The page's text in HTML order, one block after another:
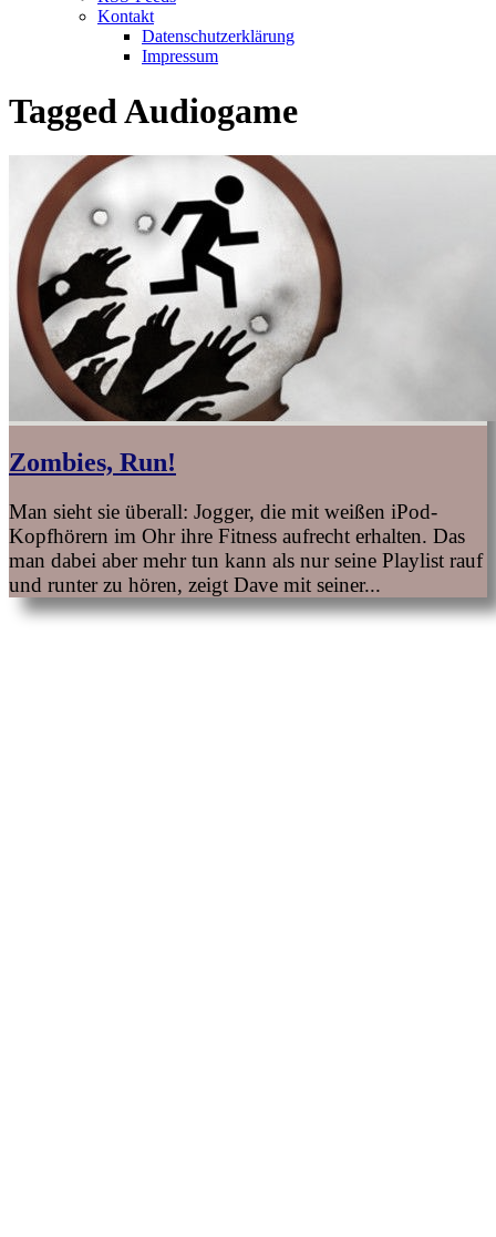
Kontakt
Datenschutzerklärung
Impressum
TaggedAudiogame
Zombies, Run!
Man sieht sie überall: Jogger, die mit weißen iPod-
Kopfhörern im Ohr ihre Fitness aufrecht erhalten. Das
man dabei aber mehr tun kann als nur seine Playlist rauf
und runter zu hören, zeigt Dave mit seiner...